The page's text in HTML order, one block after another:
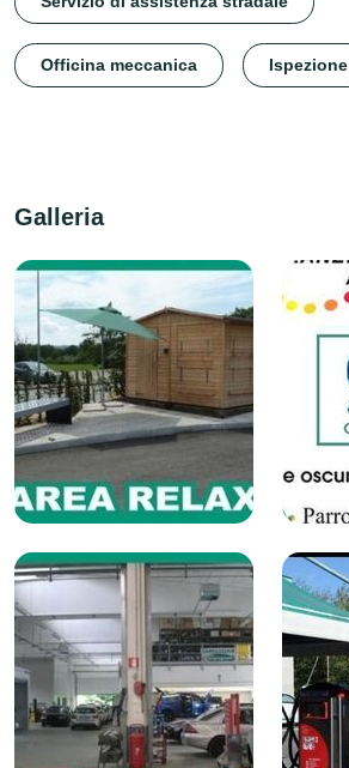
Officina meccanica Ispezione
Galleria